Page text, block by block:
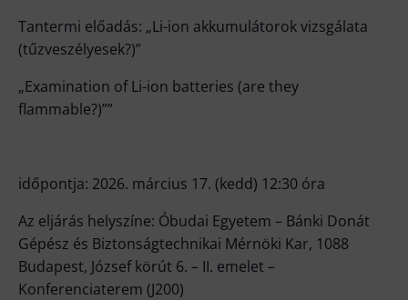
Tantermi előadás: „Li-ion akkumulátorok vizsgálata
(tűzveszélyesek?)”
„Examination of Li-ion batteries (are they
flammable?)””
időpontja: 2026. március 17. (kedd) 12:30 óra
Az eljárás helyszíne: Óbudai Egyetem – Bánki Donát
Gépész és Biztonságtechnikai Mérnöki Kar, 1088
Budapest, József körút 6. – II. emelet –
Konferenciaterem (J200)